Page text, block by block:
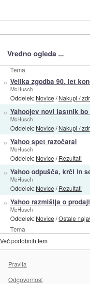
Vredno ogleda ...
Tema
Tema
» Velika zgodba 90. let
McHusch
Oddelek: Novice/Nakupi /
» Yahoojev novi lastnik bo
McHusch
Oddelek: Novice/Nakupi /
» Yahoo spet razočaral
McHusch
Oddelek: Novice/Rezultati
» Yahoo odpušča, krči in
McHusch
Oddelek: Novice/Rezultati
» Yahoo razmišlja o
McHusch
Oddelek: Novice/Ostale
Več podobnih tem
Pravila
Odgovornost